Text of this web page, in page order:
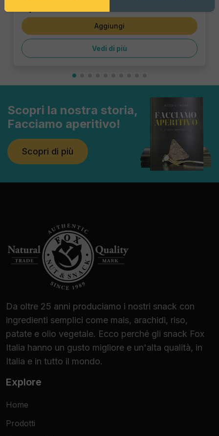
Aggiungi
Vedi di più
Scopri la nostra storia,
Facciamo aperitivo!
Scopri di più
Da oltre 25 anni produciamo i nostri snack con
ingredienti semplici come mais, arachidi, riso,
patate e olio vegetale. Ecco perché gli snack Fox
Italia hanno un gusto migliore e un'alta qualità, in
Italia e in tutto il mondo.
Explore
Home
Prodotti